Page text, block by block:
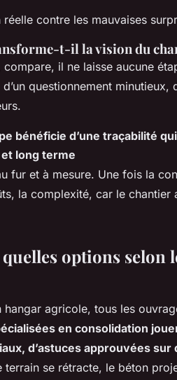
contre les mauvaises
t-il la vision du
il ne laisse aucune
questionnement minutieux,
bénéficie d’une traçabilité
long terme
fur et à mesure. Une fois la
la complexité, car le chantier
options selon
agricole, tous les
en consolidation
d’astuces approuvées sur
terrain se rétracte, le béton